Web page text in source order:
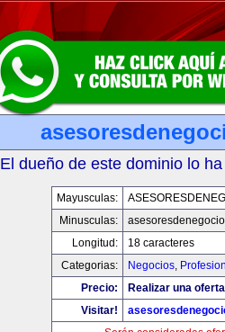
El dueño de este dominio lo
Mayusculas:
Minusculas:
Longitud:
18 caracteres
Categorias:
Negocios,
Precio:
Realizar una
Visitar!